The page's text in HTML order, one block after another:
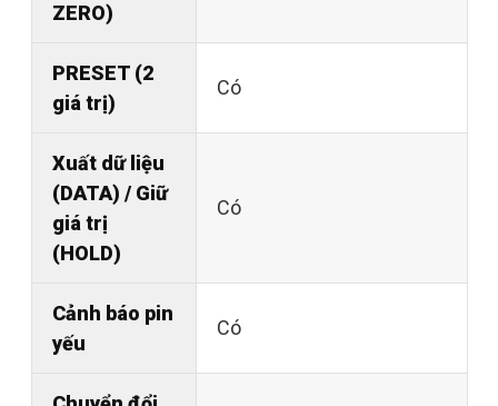
ZERO)
PRESET (2
giá trị)
Có
Xuất dữ liệu
(DATA) / Giữ
giá trị
(HOLD)
Có
Cảnh báo pin
yếu
Có